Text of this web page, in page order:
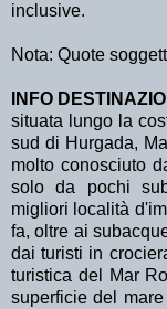
inclusive.
Nota: Quote
INFO
situata lungo la
sud di Hurgada,
molto conosciuto
solo da pochi
migliori località
fa, oltre ai
dai turisti in
turistica del Mar
superficie del